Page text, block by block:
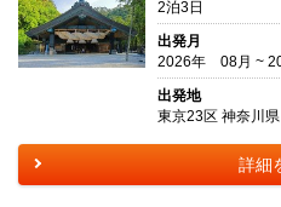
2泊3日
出発月
2026年 08月 ~
出発地
東京23区 神奈川県
詳細